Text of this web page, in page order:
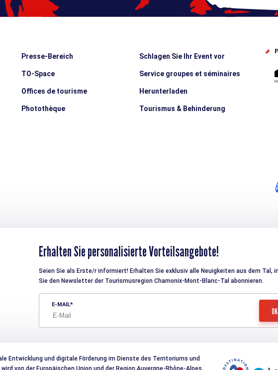
Presse-Bereich
TO-Space
Offices de tourisme
Photothèque
Schlagen Sie Ihr Event vor
Service groupes et séminaires
Herunterladen
Tourismus & Behinderung
Erhalten Sie personalisierte Vorteilsangebote!
Seien Sie als Erste/r informiert! Erhalten Sie exklusiv alle Neuigkeiten aus dem Tal,
Sie den Newsletter der Tourismusregion Chamonix-Mont-Blanc-Tal abonnieren.
E-MAIL
Entwicklung und digitale Förderung im Dienste des Territoriums und